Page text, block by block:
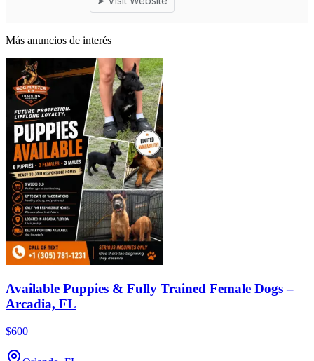
Más anuncios de interés
Available Puppies & Fully Trained Female Dogs –
Arcadia, FL
$600